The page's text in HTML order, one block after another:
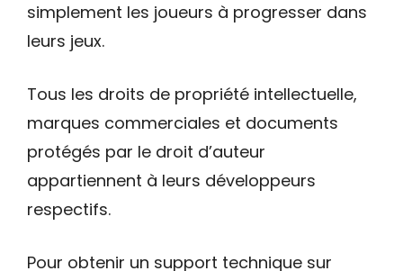
simplement les joueurs à progresser dans
leurs jeux.
Tous les droits de propriété intellectuelle,
marques commerciales et documents
protégés par le droit d’auteur
appartiennent à leurs développeurs
respectifs.
Pour obtenir un support technique sur